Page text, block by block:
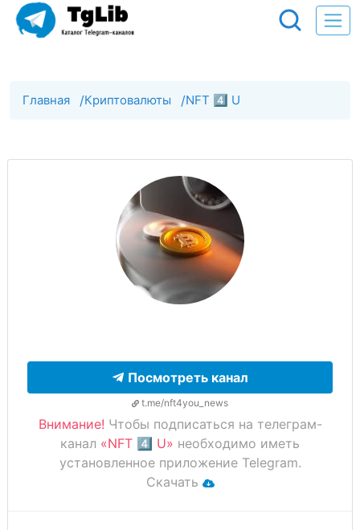
Главная /Криптовалюты /NFT 4️⃣ U
Посмотреть канал
t.me/nft4you_news
Внимание! Чтобы подписаться на телеграм-
канал «NFT 4️⃣ U» необходимо иметь
установленное приложение Telegram.
Скачать